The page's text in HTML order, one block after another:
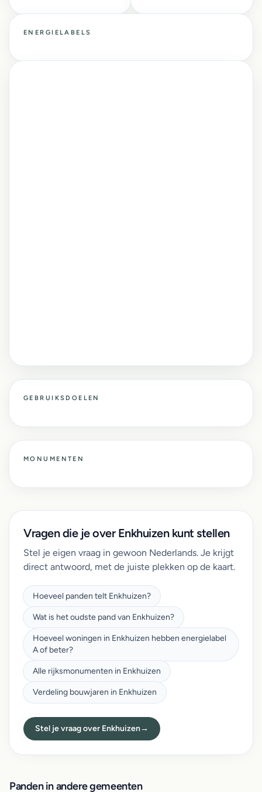
ENERGIELABELS
GEBRUIKSDOELEN
MONUMENTEN
Vragen die je over Enkhuizen kunt stellen
Stel je eigen vraag in gewoon Nederlands. Je krijgt
direct antwoord, met de juiste plekken op de kaart.
Hoeveel panden telt Enkhuizen?
Wat is het oudste pand van Enkhuizen?
Hoeveel woningen in Enkhuizen hebben energielabel
A of beter?
Alle rijksmonumenten in Enkhuizen
Verdeling bouwjaren in Enkhuizen
Stel je vraag over Enkhuizen→
Panden in andere gemeenten